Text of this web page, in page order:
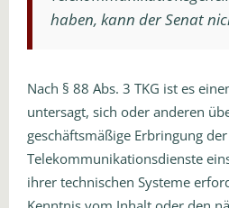
haben, kann der Senat
Nach § 88 Abs. 3 TKG ist es
untersagt, sich oder anderen
geschäftsmäßige Erbringung der
Telekommunikationsdienste
ihrer technischen Systeme